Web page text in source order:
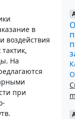
в
воздействия
На
при